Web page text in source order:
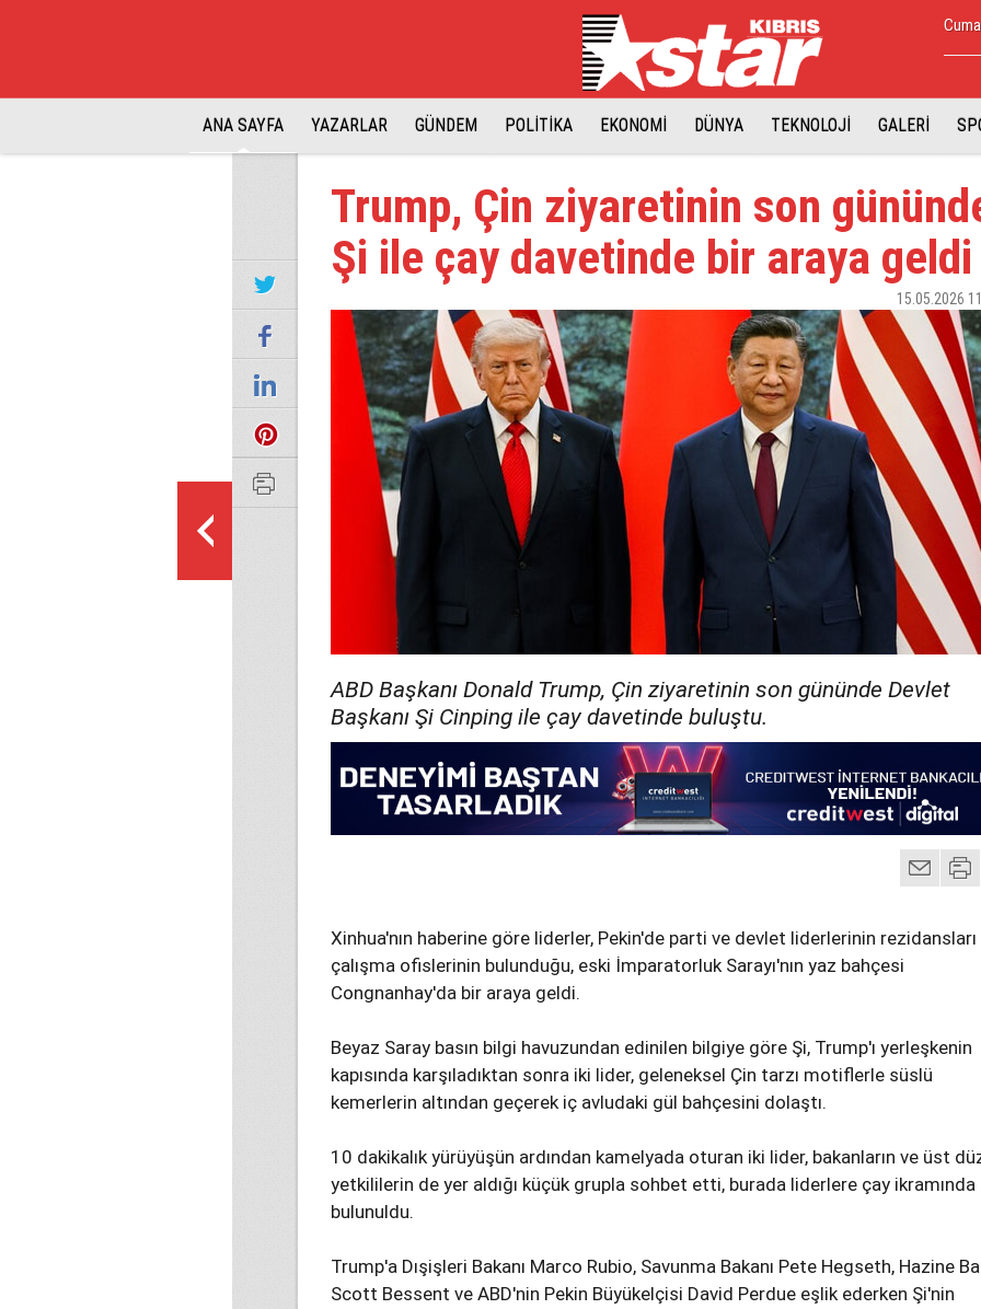
ANA SAYFA YAZARLAR GÜNDEM POLİTİKA EKONOMİ DÜNYA TEKNOLOJİ GALERİ
Trump, Çin ziyaretinin son
Şi ile çay davetinde bir araya geldi
15.05.2026
ABD Başkanı Donald Trump, Çin ziyaretinin son gününde Devlet
Başkanı Şi Cinping ile çay davetinde buluştu.
Xinhua'nın haberine göre liderler, Pekin'de parti ve devlet liderlerinin rezidansları
çalışma ofislerinin bulunduğu, eski İmparatorluk Sarayı'nın yaz bahçesi
Congnanhay'da bir araya geldi.
Beyaz Saray basın bilgi havuzundan edinilen bilgiye göre Şi, Trump'ı yerleşkenin
kapısında karşıladıktan sonra iki lider, geleneksel Çin tarzı motiflerle süslü
kemerlerin altından geçerek iç avludaki gül bahçesini dolaştı.
10 dakikalık yürüyüşün ardından kamelyada oturan iki lider, bakanların ve üst
yetkililerin de yer aldığı küçük grupla sohbet etti, burada liderlere çay ikramında
bulunuldu.
Trump'a Dışişleri Bakanı Marco Rubio, Savunma Bakanı Pete Hegseth, Hazine
Scott Bessent ve ABD'nin Pekin Büyükelçisi David Perdue eşlik ederken Şi'nin